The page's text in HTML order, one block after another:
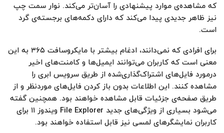
که مشاهده‌ی موارد پیشنهادی را آسان‌تر می‌کند. نوار سمت چپ
نیز ظاهر جدیدی پیدا می‌کند که دارای دکمه‌های برجسته‌ی گرد
است.
برای افرادی که نمی‌دانند، ادغام بیشتر با مایکروسافت ۳۶۵ به این
معنی است که کاربران می‌توانند ایمیل‌ها و کامنت‌های اخیر
درمورد فایل‌های اشتراک‌گذاری‌شده از طریق سرویس ابری را
مشاهده کنند. این اطلاعات بدون باز کردن فایل‌های موردنظر و از
طریق صفحه‌ی جزئیات قابل مشاهده خواهند بود. همچنین گفته
می‌شود بسیاری از ویژگی‌های جدید File Explorer ویندوز ۱۱ برای
کاربران نمایشگرهای لمسی نیز قابل استفاده خواهند بود.